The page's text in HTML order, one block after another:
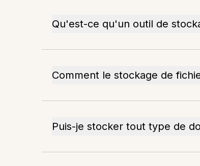
Qu'est-ce qu'un outil de
Comment le stockage de
Puis-je stocker tout type de